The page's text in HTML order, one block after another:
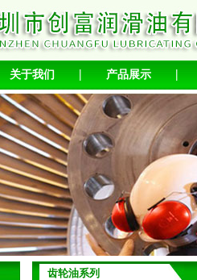
关于我们 | 产品展示 |
齿轮油系列